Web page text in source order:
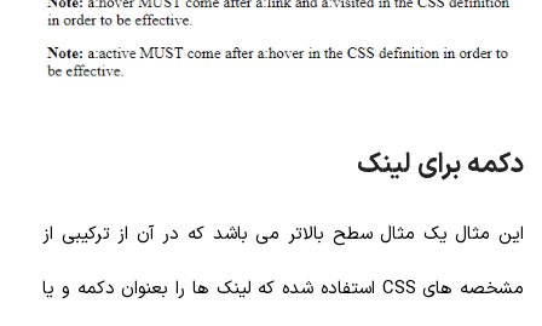
دکمه برای لینک
این مثال یک مثال سطح بالاتر می باشد که در آن از ترکیبی از
مشخصه های CSS
استفاده شده که لینک ها را بعنوان دکمه و یا